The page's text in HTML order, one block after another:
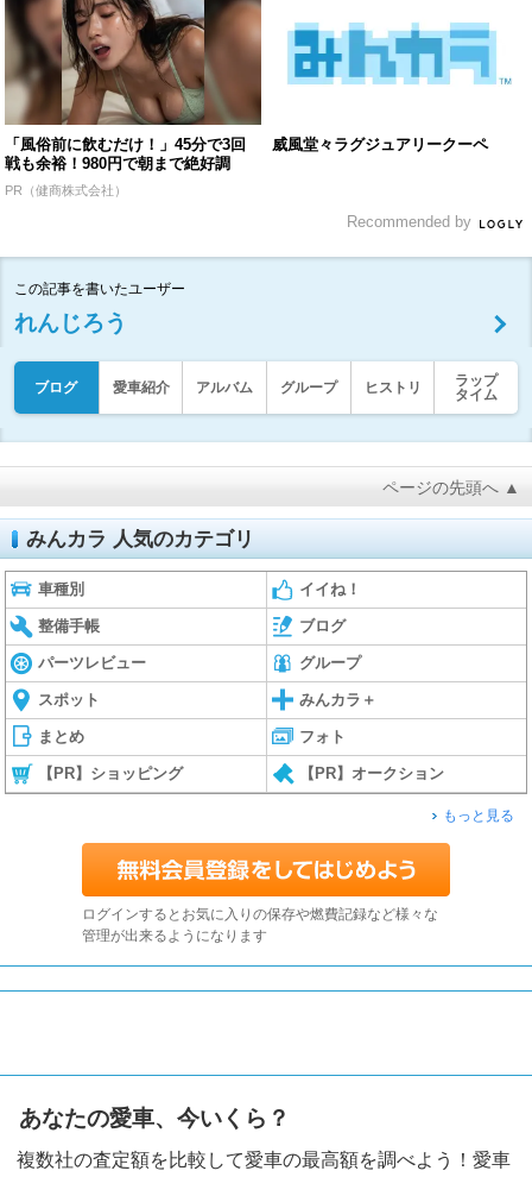
「風俗前に飲むだけ！」45分で3回
戦も余裕！980円で朝まで絶好調
PR（健商株式会社）
威風堂々ラグジュアリークーペ
Recommended by
この記事を書いたユーザー
れんじろう
ブログ 愛車紹介 アルバム グループ ヒストリ
ラップ
タイム
ページの先頭へ ▲
みんカラ 人気のカテゴリ
車種別 イイね！
整備手帳 ブログ
パーツレビュー グループ
スポット みんカラ＋
まとめ フォト
【PR】ショッピング 【PR】オークション
もっと見る
ログインするとお気に入りの保存や燃費記録など様々な
管理が出来るようになります
あなたの愛車、今いくら？
複数社の査定額を比較して愛車の最高額を調べよう！愛車